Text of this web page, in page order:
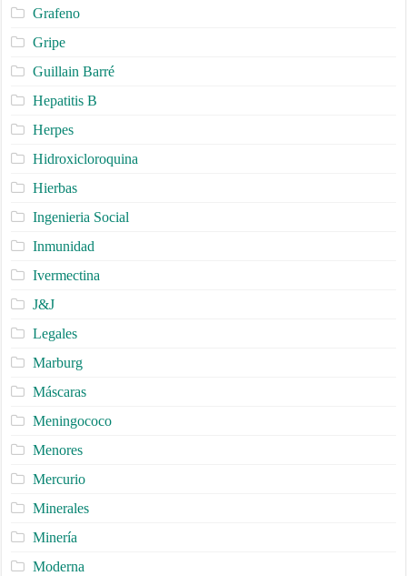
Grafeno
Gripe
Guillain Barré
Hepatitis B
Herpes
Hidroxicloroquina
Hierbas
Ingenieria Social
Inmunidad
Ivermectina
J&J
Legales
Marburg
Máscaras
Meningococo
Menores
Mercurio
Minerales
Minería
Moderna